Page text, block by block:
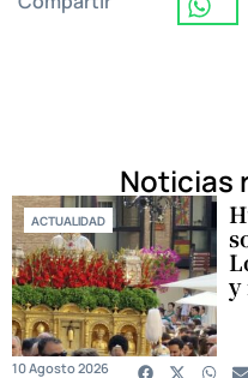
Noticias
ACTUALIDAD
y
10 Agosto 2026